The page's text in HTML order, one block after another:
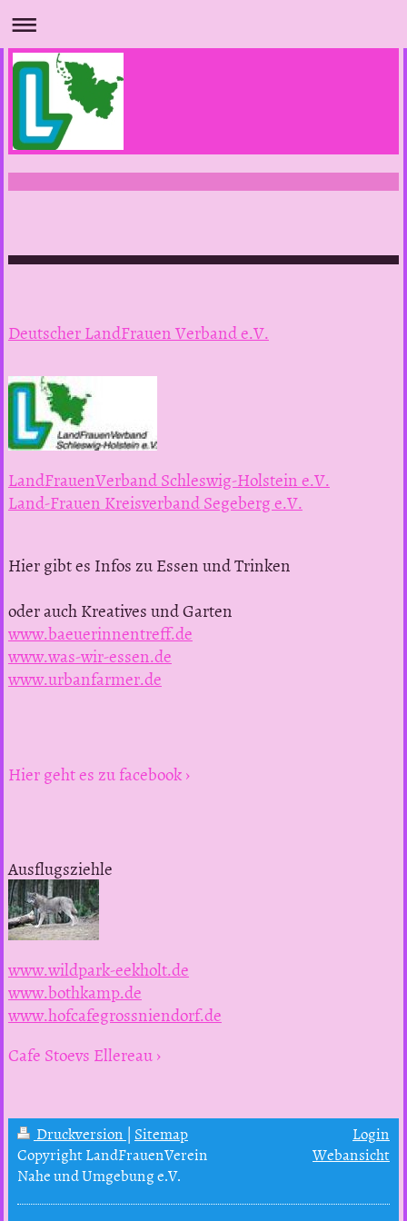
Deutscher LandFrauen Verband e.V.
LandFrauenVerband Schleswig-Holstein e.V.
Land-Frauen Kreisverband Segeberg e.V.
Hier gibt es Infos zu Essen und Trinken
oder auch Kreatives und Garten
www.baeuerinnentreff.de
www.was-wir-essen.de
www.urbanfarmer.de
Hier geht es zu facebook
Ausflugsziehle
www.wildpark-eekholt.de
www.bothkamp.de
www.hofcafegrossniendorf.de
Cafe Stoevs Ellereau
Druckversion | Sitemap
Copyright LandFrauenVerein
Nahe und Umgebung e.V.
Login
Webansicht